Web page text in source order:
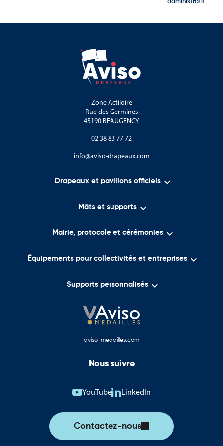
administratif
Zone Actiloire
Rue des Germines
45190 BEAUGENCY
02 38 83 77 72
info@aviso-drapeaux.com
Drapeaux et pavillons officiels 
Mâts et supports 
Mairie, protocole et cérémonies 
Équipements pour collectivités et entreprises 
Supports personnalisés 
aviso-medailles.com
Nous suivre
YouTube LinkedIn
Contactez-nous